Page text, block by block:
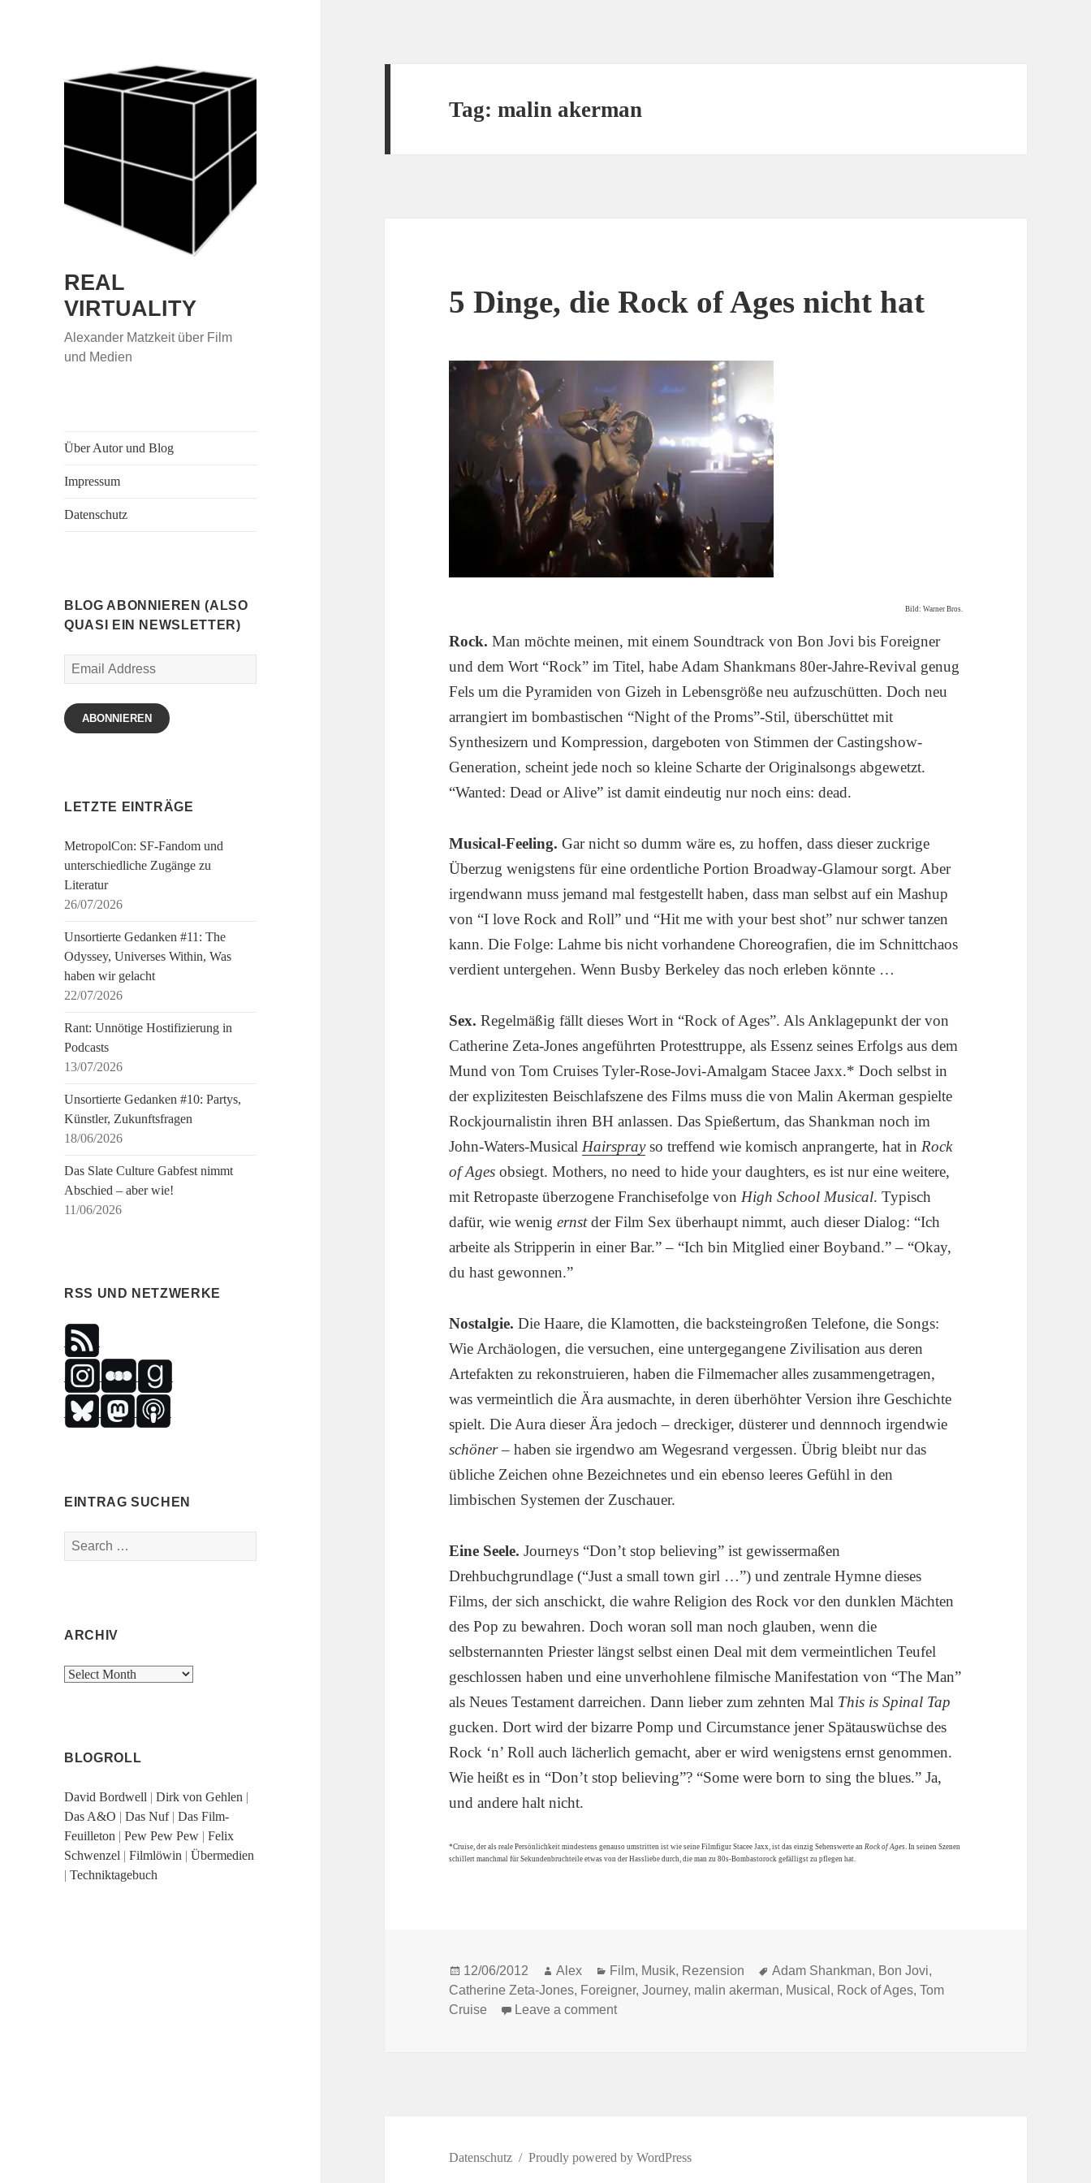
REAL
VIRTUALITY
Alexander Matzkeit über Film
und Medien
Über Autor und Blog
Impressum
Datenschutz
BLOG ABONNIEREN (ALSO
QUASI EIN NEWSLETTER)
Email
Address
ABONNIEREN
LETZTE EINTRÄGE
MetropolCon: SF-Fandom und
unterschiedliche Zugänge zu
Literatur
26/07/2026
Unsortierte Gedanken #11: The
Odyssey, Universes Within, Was
haben wir gelacht
22/07/2026
Rant: Unnötige Hostifizierung in
Podcasts
13/07/2026
Unsortierte Gedanken #10: Partys,
Künstler, Zukunftsfragen
18/06/2026
Das Slate Culture Gabfest nimmt
Abschied – aber wie!
11/06/2026
RSS UND NETZWERKE
EINTRAG SUCHEN
Search
for:
ARCHIV
Archiv
BLOGROLL
David Bordwell |Dirk von Gehlen |
Das A&O |Das Nuf|Das Film-
Feuilleton |Pew Pew Pew |Felix
Schwenzel |Filmlöwin |Übermedien
|Techniktagebuch
Tag:malin akerman
5 Dinge, die Rock of Ages nicht hat
Bild: Warner Bros.
Rock. Man möchte meinen, mit einem Soundtrack von Bon Jovi bis Foreigner
und dem Wort “Rock” im Titel, habe Adam Shankmans 80er-Jahre-Revival genug
Fels um die Pyramiden von Gizeh in Lebensgröße neu aufzuschütten. Doch neu
arrangiert im bombastischen “Night of the Proms”-Stil, überschüttet mit
Synthesizern und Kompression, dargeboten von Stimmen der Castingshow-
Generation, scheint jede noch so kleine Scharte der Originalsongs abgewetzt.
“Wanted: Dead or Alive” ist damit eindeutig nur noch eins: dead.
Musical-Feeling. Gar nicht so dumm wäre es, zu hoffen, dass dieser zuckrige
Überzug wenigstens für eine ordentliche Portion Broadway-Glamour sorgt. Aber
irgendwann muss jemand mal festgestellt haben, dass man selbst auf ein Mashup
von “I love Rock and Roll” und “Hit me with your best shot” nur schwer tanzen
kann. Die Folge: Lahme bis nicht vorhandene Choreografien, die im Schnittchaos
verdient untergehen. Wenn Busby Berkeley das noch erleben könnte …
Sex. Regelmäßig fällt dieses Wort in “Rock of Ages”. Als Anklagepunkt der von
Catherine Zeta-Jones angeführten Protesttruppe, als Essenz seines Erfolgs aus dem
Mund von Tom Cruises Tyler-Rose-Jovi-Amalgam Stacee Jaxx.* Doch selbst in
der explizitesten Beischlafszene des Films muss die von Malin Akerman gespielte
Rockjournalistin ihren BH anlassen. Das Spießertum, das Shankman noch im
John-Waters-Musical Hairsprayso treffend wie komisch anprangerte, hat in Rock
of Ages obsiegt. Mothers, no need to hide your daughters, es ist nur eine weitere,
mit Retropaste überzogene Franchisefolge von High School Musical. Typisch
dafür, wie wenigernstder Film Sex überhaupt nimmt, auch dieser Dialog: “Ich
arbeite als Stripperin in einer Bar.” – “Ich bin Mitglied einer Boyband.” – “Okay,
du hast gewonnen.”
Nostalgie. Die Haare, die Klamotten, die backsteingroßen Telefone, die Songs:
Wie Archäologen, die versuchen, eine untergegangene Zivilisation aus deren
Artefakten zu rekonstruieren, haben die Filmemacher alles zusammengetragen,
was vermeintlich die Ära ausmachte, in deren überhöhter Version ihre Geschichte
spielt. Die Aura dieser Ära jedoch – dreckiger, düsterer und dennnoch irgendwie
schöner– haben sie irgendwo am Wegesrand vergessen. Übrig bleibt nur das
übliche Zeichen ohne Bezeichnetes und ein ebenso leeres Gefühl in den
limbischen Systemen der Zuschauer.
Eine Seele. Journeys “Don’t stop believing” ist gewissermaßen
Drehbuchgrundlage (“Just a small town girl …”) und zentrale Hymne dieses
Films, der sich anschickt, die wahre Religion des Rock vor den dunklen Mächten
des Pop zu bewahren. Doch woran soll man noch glauben, wenn die
selbsternannten Priester längst selbst einen Deal mit dem vermeintlichen Teufel
geschlossen haben und eine unverhohlene filmische Manifestation von “The Man”
als Neues Testament darreichen. Dann lieber zum zehnten Mal This is Spinal Tap
gucken. Dort wird der bizarre Pomp und Circumstance jener Spätauswüchse des
Rock ‘n’ Roll auch lächerlich gemacht, aber er wird wenigstens ernst genommen.
Wie heißt es in “Don’t stop believing”? “Some were born to sing the blues.” Ja,
und andere halt nicht.
*Cruise, der als reale Persönlichkeit mindestens genauso umstritten ist wie seine Filmfigur Stacee Jaxx, ist das einzig Sehenswerte anRock of Ages . In seinen Szenen
schillert manchmal für Sekundenbruchteile etwas von der Hassliebe durch, die man zu 80s-Bombastorock gefälligst zu pflegen hat.
Posted
on
12/06/2012 Author
Alex Categories
Film, Musik, Rezension Tags
Adam Shankman, Bon Jovi,
Catherine Zeta-Jones, Foreigner,Journey, malin akerman, Musical , Rock of Ages,Tom
Cruise
Leave a commenton 5 Dinge, die Rock of Ages nicht hat
Datenschutz Proudly powered by WordPress